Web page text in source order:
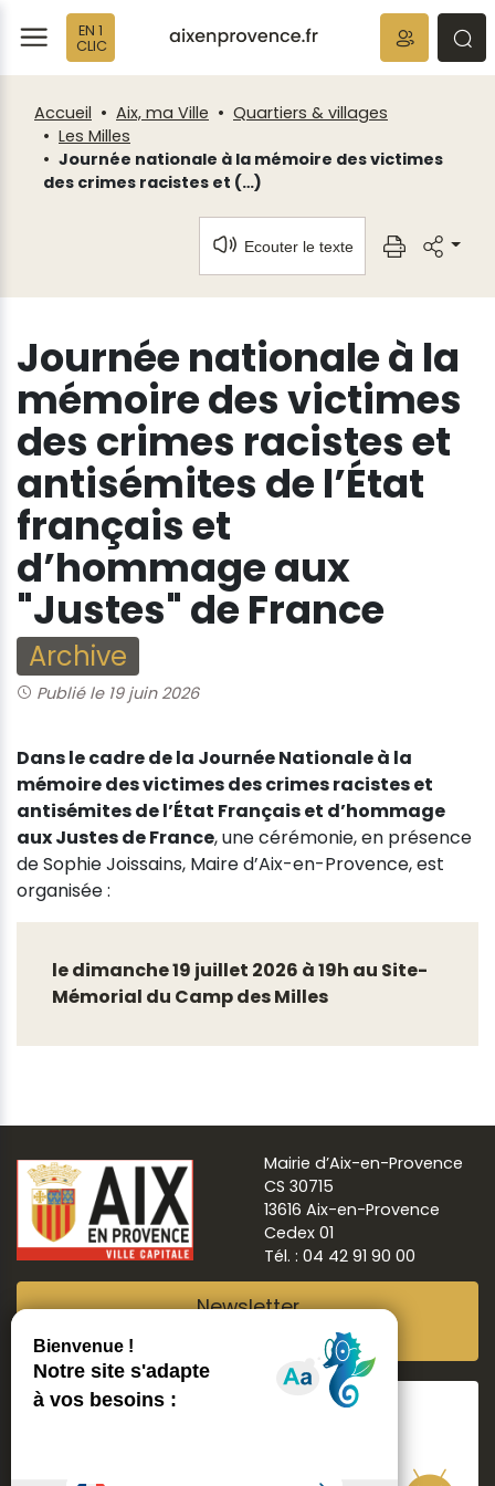
EN 1
CLIC
Accueil Aix, ma Ville
Quartiers & villages
Les Milles
Journée nationale à la mémoire des victimes
des crimes racistes et (…)
Ecouter le texte
Journée nationale à la
mémoire des victimes
des crimes racistes et
antisémites de l’État
français et
d’hommage aux
"Justes" de France
Archive
Publié le 19 juin 2026
Dans le cadre de la Journée Nationale à la
mémoire des victimes des crimes racistes et
antisémites de l’État Français et d’hommage
aux Justes de France, une cérémonie, en présence
de Sophie Joissains, Maire d’Aix-en-Provence, est
organisée :
le dimanche 19 juillet 2026 à 19h au Site-
Mémorial du Camp des Milles
Mairie d’Aix-en-Provence
CS 30715
13616 Aix-en-Provence
Cedex 01
Tél. : 04 42 91 90 00
Newsletter
Suivre Aix ma ville
Fenêtre
de
chat
Panneau de gestion des cookies